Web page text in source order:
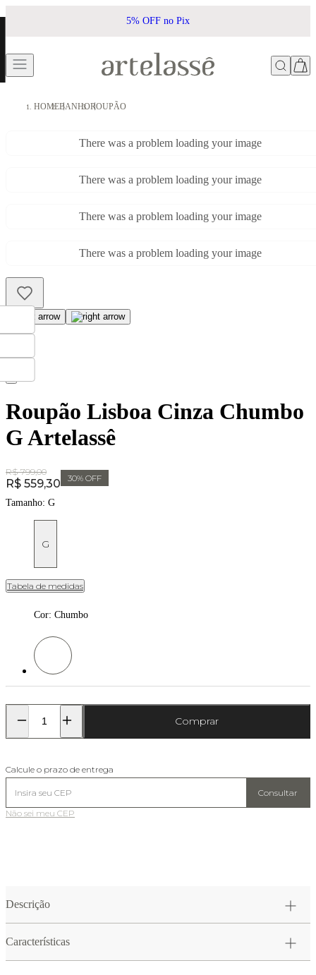
5% OFF no Pix
HOMEBANHOROUPÃO
There was a problem loading your image
There was a problem loading your image
There was a problem loading your image
There was a problem loading your image
Roupão Lisboa Cinza Chumbo
G Artelassê
Original Price:
R$ 799,00
Price:
R$ 559,30 30% OFF
Tamanho: G
G
Tabela de medidas
Cor: Chumbo
Cor: Chumbo
Comprar
Calcule o prazo de entrega
Consultar
Não sei meu CEP
Descrição
Características